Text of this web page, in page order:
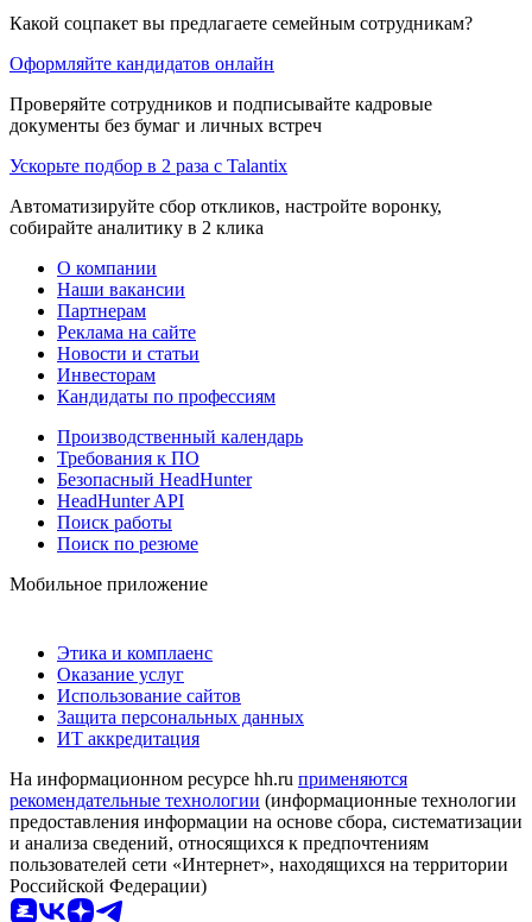
Какой соцпакет вы предлагаете семейным сотрудникам?
Оформляйте кандидатов онлайн
Проверяйте сотрудников и подписывайте кадровые
документы без бумаг и личных встреч
Ускорьте подбор в 2 раза с Talantix
Автоматизируйте сбор откликов, настройте воронку,
собирайте аналитику в 2 клика
О компании
Наши вакансии
Партнерам
Реклама на сайте
Новости и статьи
Инвесторам
Кандидаты по профессиям
Производственный календарь
Требования к ПО
Безопасный HeadHunter
HeadHunter API
Поиск работы
Поиск по резюме
Мобильное приложение
Этика и комплаенс
Оказание услуг
Использование сайтов
Защита персональных данных
ИТ аккредитация
На информационном ресурсе hh.ru применяются
рекомендательные технологии (информационные технологии
предоставления информации на основе сбора, систематизации
и анализа сведений, относящихся к предпочтениям
пользователей сети «Интернет», находящихся на территории
Российской Федерации)